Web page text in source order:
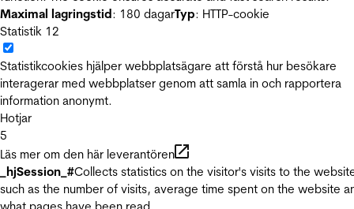
Maximal lagringstid: 180 dagarTyp: HTTP-cookie
Statistik 12
Statistikcookies hjälper webbplatsägare att förstå hur besökare
interagerar med webbplatser genom att samla in och rapportera
information anonymt.
Hotjar
5
Läs mer om den här leverantören
_hjSession_#Collects statistics on the visitor's visits to the
such as the number of visits, average time spent on the website